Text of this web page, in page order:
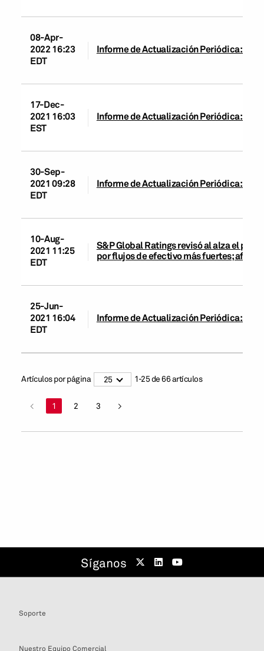
08-Apr-
2022 16:23
EDT
Informe de Actualización Periódica:
17-Dec-
2021 16:03
EST
Informe de Actualización Periódica:
30-Sep-
2021 09:28
EDT
Informe de Actualización Periódica:
10-Aug-
2021 11:25
EDT
S&P Global Ratings revisó al alza el
por flujos de efectivo más fuertes;
25-Jun-
2021 16:04
EDT
Informe de Actualización Periódica:
Artículos por página 25 1-25de66artículos
< 1 2 3 >
Síganos
Soporte
Nuestro Equipo Comercial